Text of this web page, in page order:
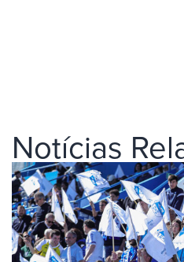
Notícias